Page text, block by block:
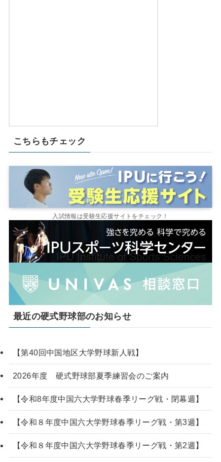
こちらもチェック
入試情報は受験生応援サイトをチェック！
最近の硬式野球部のお知らせ
【第40回中国地区大学野球新人戦】
2026年度 硬式野球部夏季練習会のご案内
【令和8年度中国六大学野球春季リーグ戦・閉幕週】
【令和８年度中国六大学野球春季リーグ戦・第3週】
【令和８年度中国六大学野球春季リーグ戦・第2週】